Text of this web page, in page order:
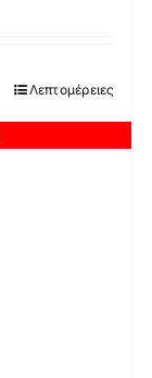
Λεπτομέρειες